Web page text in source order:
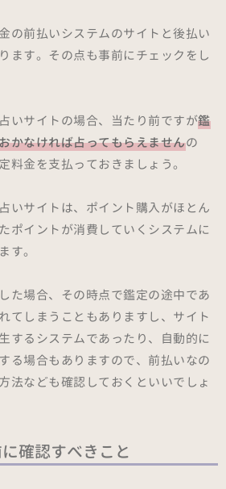
の前払いシステムのサイトと後払い
ます。その点も事前にチェックをし
いサイトの場合、当たり前ですが鑑
かなければ占ってもらえませんの
料金を支払っておきましょう。
いサイトは、ポイント購入がほとん
ポイントが消費していくシステムに
す。
た場合、その時点で鑑定の途中であ
てしまうこともありますし、サイト
するシステムであったり、自動的に
る場合もありますので、前払いなの
法なども確認しておくといいでしょ
確認すべきこと